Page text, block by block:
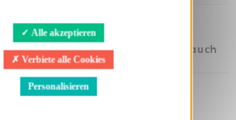
Alle akzeptieren
Verbiete alle Cookies
Personalisieren
Artikel gekauft haben, kauften auch